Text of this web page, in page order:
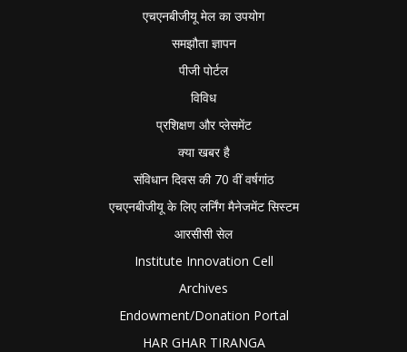
एचएनबीजीयू मेल का उपयोग
समझौता ज्ञापन
पीजी पोर्टल
विविध
प्रशिक्षण और प्लेसमेंट
क्या खबर है
संविधान दिवस की 70 वीं वर्षगांठ
एचएनबीजीयू के लिए लर्निंग मैनेजमेंट सिस्टम
आरसीसी सेल
Institute Innovation Cell
Archives
Endowment/Donation Portal
HAR GHAR TIRANGA